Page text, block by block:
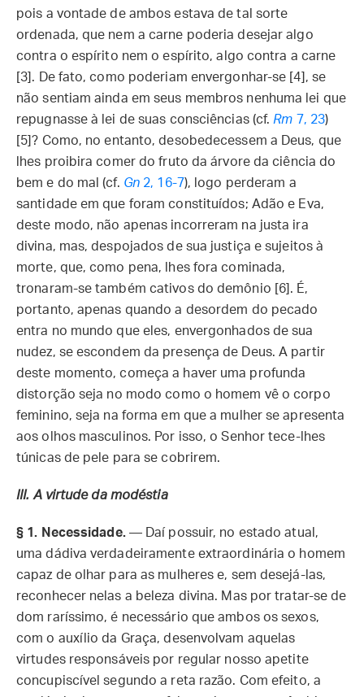
pois a vontade de ambos estava de tal sorte
ordenada, que nem a carne poderia desejar algo
contra o espírito nem o espírito, algo contra a carne
[3]. De fato, como poderiam envergonhar-se [4], se
não sentiam ainda em seus membros nenhuma lei que
repugnasse à lei de suas consciências (cf. Rm 7, 23)
[5]? Como, no entanto, desobedecessem a Deus, que
lhes proibira comer do fruto da árvore da ciência do
bem e do mal (cf. Gn 2, 16-7), logo perderam a
santidade em que foram constituídos; Adão e Eva,
deste modo, não apenas incorreram na justa ira
divina, mas, despojados de sua justiça e sujeitos à
morte, que, como pena, lhes fora cominada,
tronaram-se também cativos do demônio [6]. É,
portanto, apenas quando a desordem do pecado
entra no mundo que eles, envergonhados de sua
nudez, se escondem da presença de Deus. A partir
deste momento, começa a haver uma profunda
distorção seja no modo como o homem vê o corpo
feminino, seja na forma em que a mulher se apresenta
aos olhos masculinos. Por isso, o Senhor tece-lhes
túnicas de pele para se cobrirem.
III. A virtude da modéstia
§ 1. Necessidade.— Daí possuir, no estado atual,
uma dádiva verdadeiramente extraordinária o homem
capaz de olhar para as mulheres e, sem desejá-las,
reconhecer nelas a beleza divina. Mas por tratar-se de
dom raríssimo, é necessário que ambos os sexos,
com o auxílio da Graça, desenvolvam aquelas
virtudes responsáveis por regular nosso apetite
concupiscível segundo a reta razão. Com efeito, a